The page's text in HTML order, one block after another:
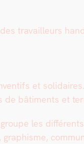
tra­vailleurs
et
bâti­ments et
les
graphisme,